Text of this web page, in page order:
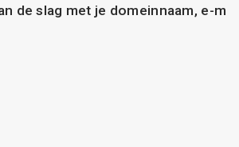
de slag met je domeinnaam, e-m